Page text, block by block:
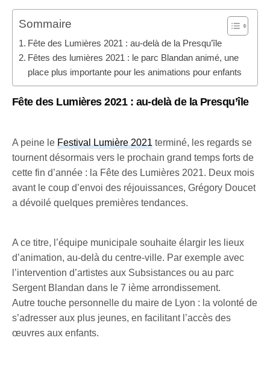
Sommaire
Fête des Lumières 2021 : au-delà de la Presqu’île
Fêtes des lumières 2021 : le parc Blandan animé, une
place plus importante pour les animations pour enfants
Fête des Lumières 2021 : au-delà de la Presqu’île
A peine leFestival Lumière 2021 terminé, les regards se
tournent désormais vers le prochain grand temps forts de
cette fin d’année : la Fête des Lumières 2021. Deux mois
avant le coup d’envoi des réjouissances, Grégory Doucet
a dévoilé quelques premières tendances.
A ce titre, l’équipe municipale souhaite élargir les lieux
d’animation, au-delà du centre-ville. Par exemple avec
l’intervention d’artistes aux Subsistances ou au parc
Sergent Blandan dans le 7 ième arrondissement.
Autre touche personnelle du maire de Lyon : la volonté de
s’adresser aux plus jeunes, en facilitant l’accès des
œuvres aux enfants.